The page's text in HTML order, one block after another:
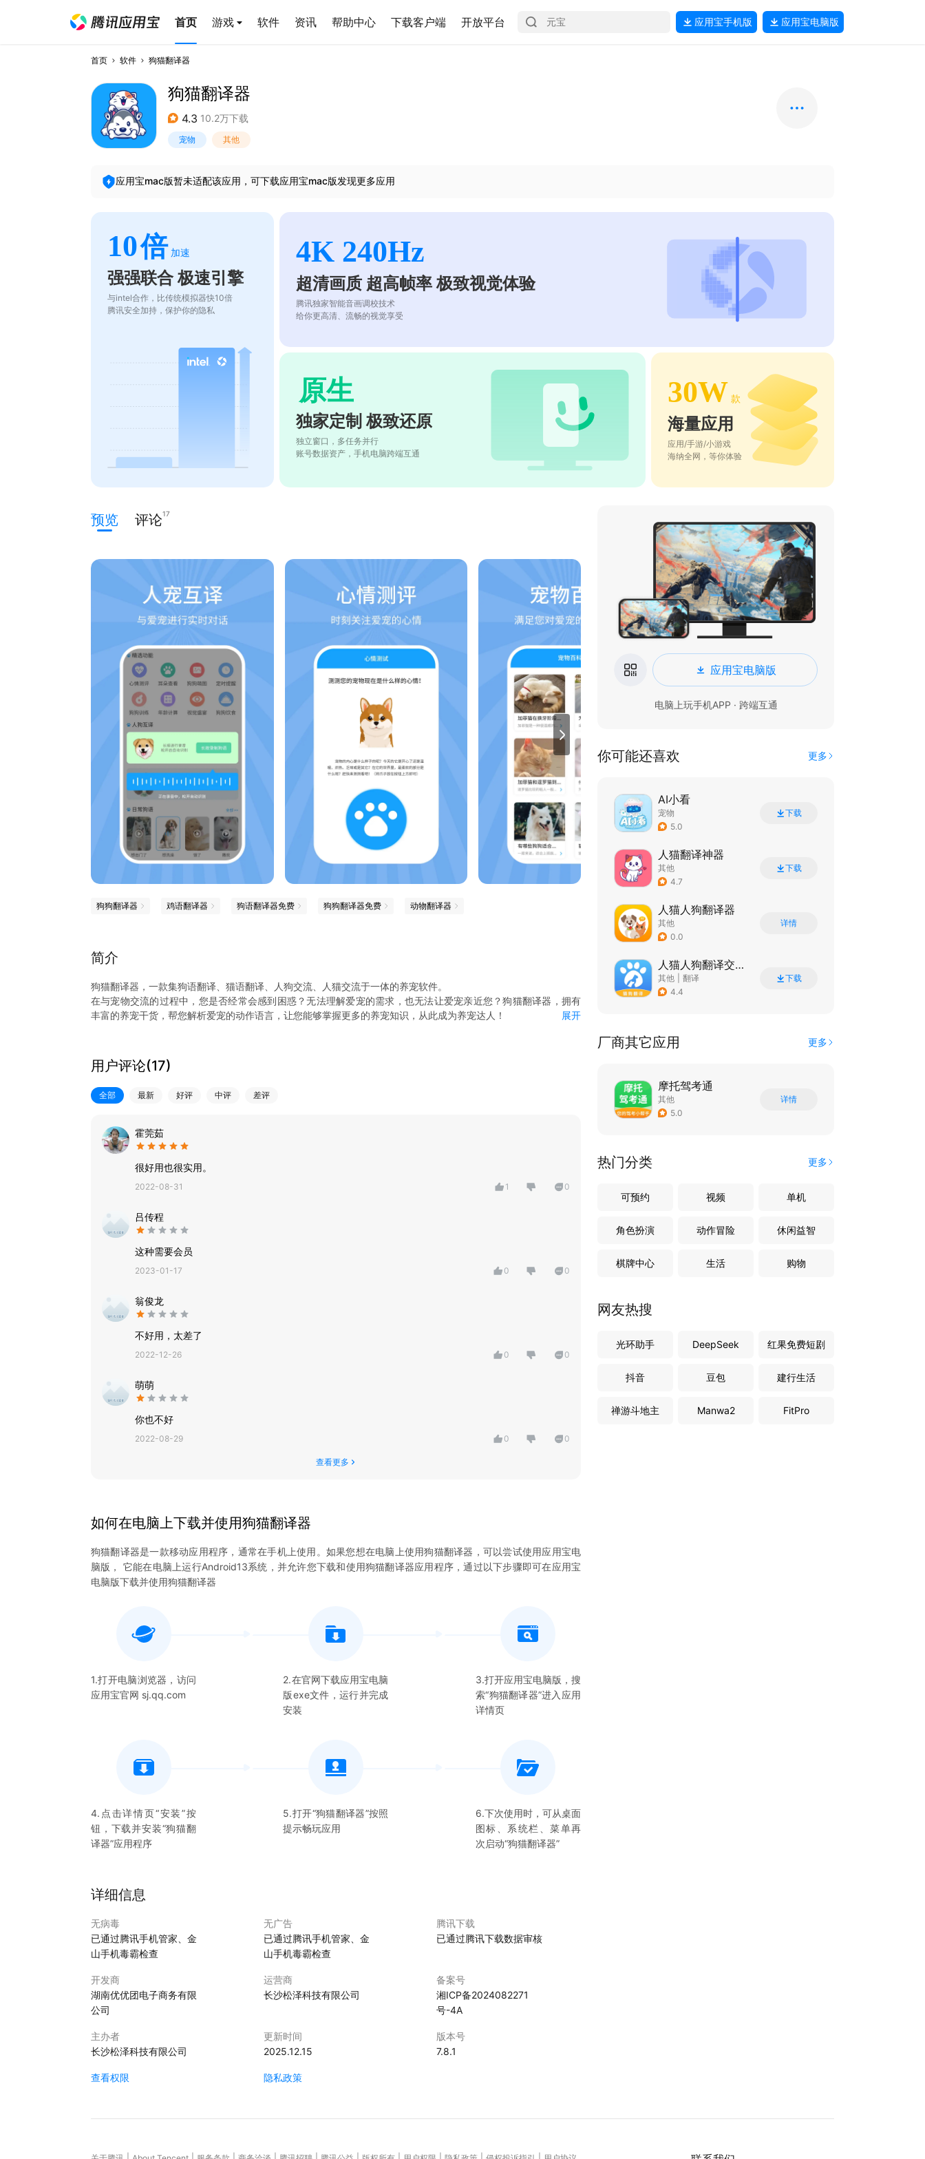
首页 游戏 软件 资讯 帮助中心 下载客户端 开放平台 应用宝手机版 应用宝电脑版
首页 软件 狗猫翻译器
狗猫翻译器
4.3 10.2万下载
宠物 其他
应用宝mac版暂未适配该应用，可下载应用宝mac版发现更多应用
10倍 加速
强强联合 极速引擎
与intel合作，比传统模拟器快10倍
腾讯安全加持，保护你的隐私
4K 240Hz
超清画质 超高帧率 极致视觉体验
腾讯独家智能音画调校技术
给你更高清、流畅的视觉享受
原生
独家定制 极致还原
独立窗口，多任务并行
账号数据资产，手机电脑跨端互通
30W 款
海量应用
应用/手游/小游戏
海纳全网，等你体验
预览 评论17
狗狗翻译器 鸡语翻译器 狗语翻译器免费 狗狗翻译器免费 动物翻译器
简介
狗猫翻译器，一款集狗语翻译、猫语翻译、人狗交流、人猫交流于一体的养宠软件。
在与宠物交流的过程中，您是否经常会感到困惑？无法理解爱宠的需求，也无法让爱宠亲近您？狗猫翻译器，拥有
丰富的养宠干货，帮您解析爱宠的动作语言，让您能够掌握更多的养宠知识，从此成为养宠达人！
【宠物语音包】海量猫语＆狗语常用语音包
【宠物百科】了解狗狗常识和猫咪常识，宠物禁忌百科，铲屎官进阶手册。
狗猫翻译器，全面提供了与众不同逗狗跟猫玩的模式：心情测试、耳朵查看器、宠物训练、年龄换算、视觉盛宴
等。
展开
用户评论(17)
全部 最新 好评 中评 差评
霍莞茹
很好用也很实用。
2022-08-31 1 0
吕传程
这种需要会员
2023-01-17 0 0
翁俊龙
不好用，太差了
2022-12-26 0 0
萌萌
你也不好
2022-08-29 0 0
查看更多
如何在电脑上下载并使用狗猫翻译器
狗猫翻译器是一款移动应用程序，通常在手机上使用。如果您想在电脑上使用狗猫翻译器 ，可以尝试使用应用宝电
脑版， 它能在电脑上运行Android13系统，并允许您下载和使用狗猫翻译器应用程序，通过以下步骤即可在应用宝
电脑版下载并使用狗猫翻译器
1.打开电脑浏览器，访问
应用宝官网 sj.qq.com
2.在官网下载应用宝电脑
版exe文件，运行并完成
安装
3.打开应用宝电脑版，搜
索“狗猫翻译器”进入应用
详情页
4.点击详情页“安装”按
钮，下载并安装“狗猫翻
译器”应用程序
5.打开“狗猫翻译器”按照
提示畅玩应用
6.下次使用时，可从桌面
图标、系统栏、菜单再
次启动“狗猫翻译器”
详细信息
无病毒
已通过腾讯手机管家、金
山手机毒霸检查
无广告
已通过腾讯手机管家、金
山手机毒霸检查
腾讯下载
已通过腾讯下载数据审核
开发商
湖南优优团电子商务有限
公司
运营商
长沙松泽科技有限公司
备案号
湘ICP备2024082271
号-4A
主办者
长沙松泽科技有限公司
更新时间
2025.12.15
版本号
7.8.1
查看权限 隐私政策
应用宝电脑版
电脑上玩手机APP · 跨端互通
你可能还喜欢 更多
AI小看
宠物
5.0
下载
人猫翻译神器
其他
4.7
下载
人猫人狗翻译器
其他
0.0
详情
人猫人狗翻译交流器
其他
翻译
4.4
下载
厂商其它应用 更多
摩托驾考通
其他
5.0
详情
热门分类 更多
可预约 视频 单机
角色扮演 动作冒险 休闲益智
棋牌中心 生活 购物
网友热搜
光环助手 DeepSeek 红果免费短剧
抖音 豆包 建行生活
禅游斗地主 Manwa2 FitPro